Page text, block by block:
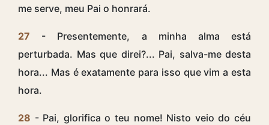
me serve, meu Pai o honrará.
27 - Presentemente, a minha alma está
perturbada. Mas que direi?... Pai, salva-me desta
hora... Mas é exatamente para isso que vim a esta
hora.
28 - Pai, glorifica o teu nome! Nisto veio do céu